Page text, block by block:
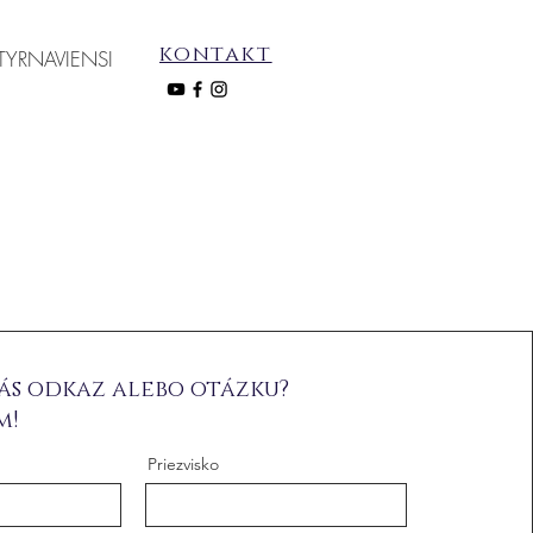
kontakt
odkaz alebo otázku?
Priezvisko